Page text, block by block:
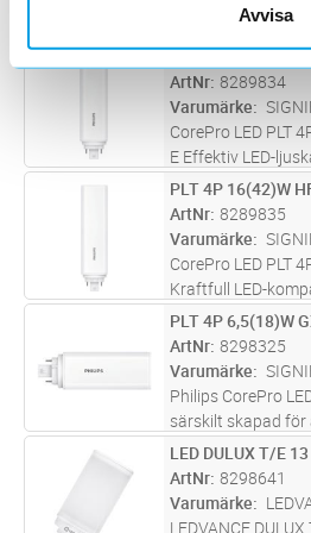
Avvisa
E LED-
befintliga
Med en
färgtemperatur på
ST Lägg i
PLT 4P
ArtNr 8289834
Varumärke
CorePro LED PLT
E Effektiv LED-
allmänbelysning.
effektförbrukning
erbjuder den energi
ST Lägg i
PLT 4P 16(42)W
ArtNr 8289835
Varumärke
CorePro LED PLT
Kraftfull LED-
effektförbrukning
på 3000 K.
allmänbelysning,
ST Lägg i
PLT 4P 6,5(18)W
ArtNr 8298325
Varumärke
Philips CorePro
särskilt skapad
belysning i
dikt vägg och -tak,
Passar i existeran
ST Lägg i
LED DULUX T/E
ArtNr 8298641
Varumärke
LEDVANCE